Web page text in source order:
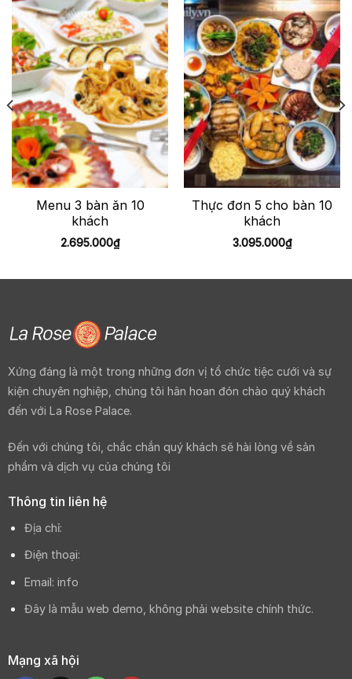
Menu 3 bàn ăn 10
khách
2.695.000₫
Thực đơn 5 cho bàn 10
khách
3.095.000₫
Xứng đáng là một trong những đơn vị tổ chức tiệc cưới và sự
kiện chuyên nghiệp, chúng tôi hân hoan đón chào quý khách
đến với La Rose Palace.
Đến với chúng tôi, chắc chắn quý khách sẽ hài lòng về sản
phẩm và dịch vụ của chúng tôi
Thông tin liên hệ
Địa chỉ:
Điện thoại:
Email: info
Đây là mẫu web demo, không phải website chính thức.
Mạng xã hội